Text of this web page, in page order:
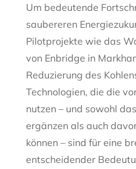
Um bedeutende
saubereren
Pilotprojekte wie das
von Enbridge in
Reduzierung des
Technologien, die die
nutzen – und sowohl
ergänzen als auch
können – sind für eine
entscheidender